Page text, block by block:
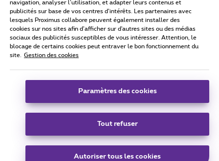
Tous droits réservés. © 2026 Proximus
Conditions générales, info consommateur
Coordonnées de l’entreprise
Boulevard du Roi Albert II 27 - B-1030 Bruxelles.
Carrier & Wholesale Solutions
|Telindus
navigation, analyser l’utilisation, et adapter leurs contenus et
publicités sur base de vos centres d’intérêts. Les partenaires avec
lesquels Proximus collabore peuvent également installer des
cookies sur nos sites afin d’afficher sur d'autres sites ou des médias
sociaux des publicités susceptibles de vous intéresser. Attention, le
blocage de certains cookies peut entraver le bon fonctionnement du
site.
Gestion des cookies
Paramètres des cookies
Tout refuser
Autoriser tous les cookies